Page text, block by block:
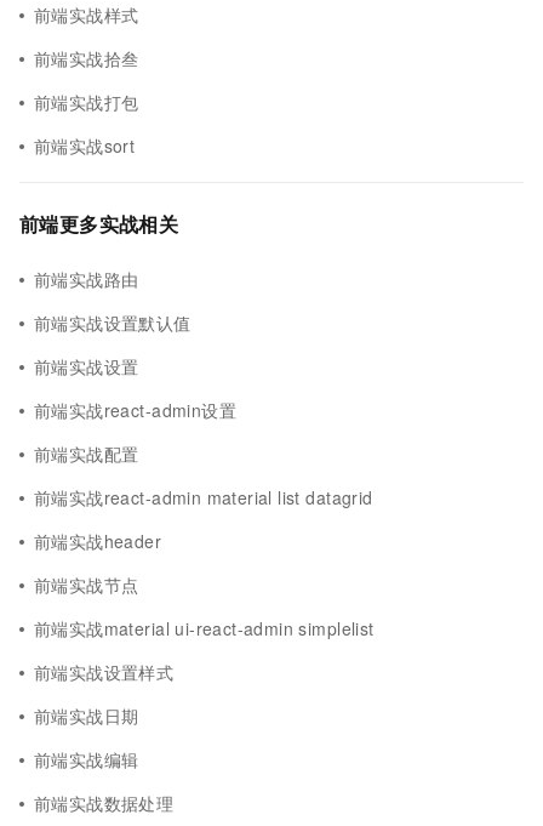
前端实战样式
前端实战拾叁
前端实战打包
前端实战sort
前端更多实战相关
前端实战路由
前端实战设置默认值
前端实战设置
前端实战react-admin设置
前端实战配置
前端实战react-admin material list datagrid
前端实战header
前端实战节点
前端实战material ui-react-admin simplelist
前端实战设置样式
前端实战日期
前端实战编辑
前端实战数据处理